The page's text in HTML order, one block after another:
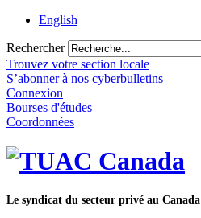
English
Rechercher
Trouvez votre section locale
S’abonner à nos cyberbulletins
Connexion
Bourses d'études
Coordonnées
Le syndicat du secteur privé au Canada